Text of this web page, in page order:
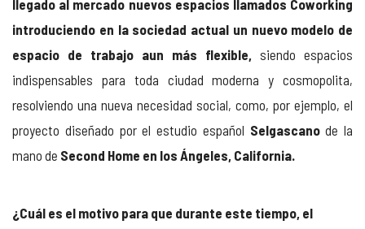
llegado al mercado nuevos espacios llamados Coworking
introduciendo en la sociedad actual un nuevo modelo de
espacio de trabajo aun más flexible, siendo espacios
indispensables para toda ciudad moderna y cosmopolita,
resolviendo una nueva necesidad social, como, por ejemplo, el
proyecto diseñado por el estudio español Selgascanode la
mano de Second Home en los Ángeles, California.
¿Cuál es el motivo para que durante este tiempo, el